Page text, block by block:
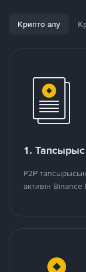
Крипто алу
1.
P2P
активін Binance